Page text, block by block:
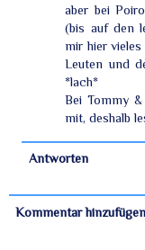
aber bei
(bis auf den
mir hier
Leuten und
*lach*
Bei Tommy
mit, deshalb
Antworten
Kommentar hinzufügen